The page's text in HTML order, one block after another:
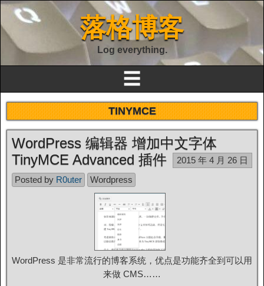
落格博客
Log everything.
☰
TINYMCE
WordPress 编辑器 增加中文字体
TinyMCE Advanced 插件
2015 年 4 月 26 日
Posted by R0uter Wordpress
WordPress 是非常流行的博客系统，优点是功能齐全到可以用
来做 CMS……